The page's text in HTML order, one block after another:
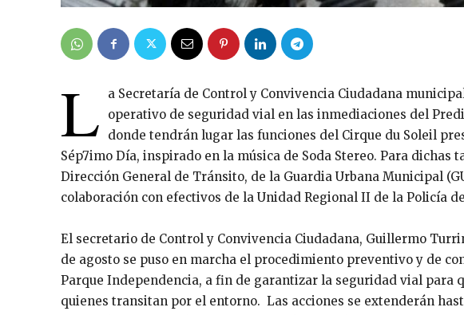
L
a Secretaría de Control y Convivencia Ciudadana
operativo de seguridad vial en las inmediaciones del
donde tendrán lugar las funciones del Cirque du Soleil
Sép7imo Día, inspirado en la música de Soda Stereo. Para dichas
Dirección General de Tránsito, de la Guardia Urbana Municipal
colaboración con efectivos de la Unidad Regional II de la Policía
El secretario de Control y Convivencia Ciudadana, Guillermo
de agosto se puso en marcha el procedimiento preventivo y de
Parque Independencia, a fin de garantizar la seguridad vial para
quienes transitan por el entorno. Las acciones se extenderán